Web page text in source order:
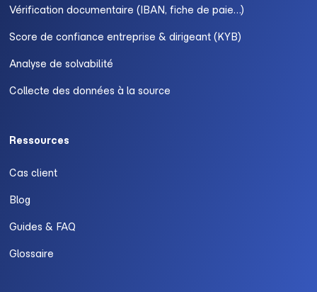
Vérification documentaire (IBAN, fiche de paie…)
Score de confiance entreprise & dirigeant (KYB)
Analyse de solvabilité
Collecte des données à la source
Ressources
Cas client
Blog
Guides & FAQ
Glossaire